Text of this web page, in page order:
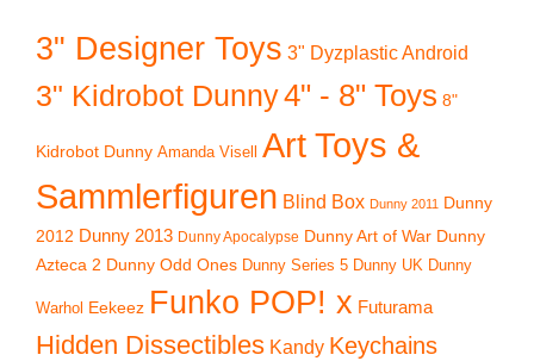
3" Designer Toys 3" Dyzplastic Android
3" Kidrobot Dunny4" - 8" Toys 8"
Kidrobot Dunny Amanda Visell Art Toys &
Sammlerfiguren Blind Box Dunny 2011 Dunny
2012 Dunny 2013 Dunny Apocalypse Dunny Art of War Dunny
Azteca 2 Dunny Odd Ones Dunny Series 5 Dunny UK Dunny
Warhol Eekeez Funko POP! x Futurama
Hidden Dissectibles Kandy Keychains